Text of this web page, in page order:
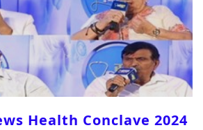
Health Conclave 2024